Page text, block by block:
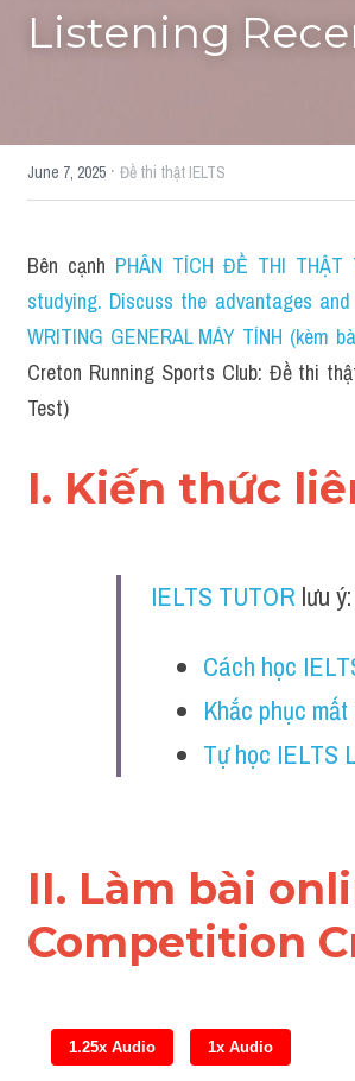
Listening
June 7, 2025 · Đề thi thật IELTS
Bên cạnh PHÂN TÍCH ĐỀ THI
studying. Discuss the advantages
WRITING GENERAL MÁY TÍNH (kèm
Creton Running Sports Club: Đề thi
Test)
I. Kiến thức
IELTS TUTOR lưu ý:
Cách học
Khắc phục
Tự học IELTS
II. Làm bài
Competition